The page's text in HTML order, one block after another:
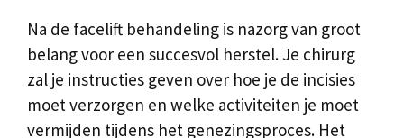
Na de facelift behandeling is nazorg van groot
belang voor een succesvol herstel. Je chirurg
zal je instructies geven over hoe je de incisies
moet verzorgen en welke activiteiten je moet
vermijden tijdens het genezingsproces. Het